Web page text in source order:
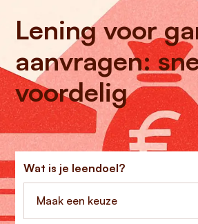
Lening voor
aanvragen:
voordelig
Wat is je leendoel?
Maak een keuze